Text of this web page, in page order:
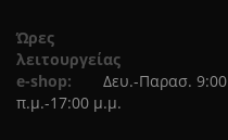
Ώρες
λειτουργείας
e-shop:
Δευ.-Παρασ. 9:00
π.μ.-17:00 μ.μ.